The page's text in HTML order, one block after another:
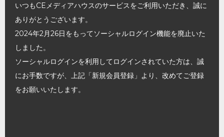
いつもCEメディアハウスのサービスをご利用いただき、誠に
ありがとうございます。
2024年2月26日をもってソーシャルログイン機能を廃止いた
しました。
ソーシャルログインを利用してログインされていた方は、誠
にお手数ですが、上記「新規会員登録」より、改めてご登録
をお願いいたします。